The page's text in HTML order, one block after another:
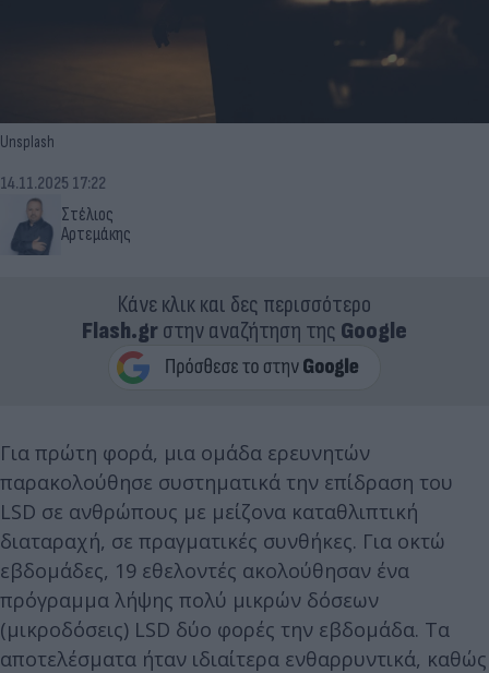
Unsplash
Στέλιος
Αρτεμάκης
14.11.2025 17:22
Κάνε κλικ και δες περισσότερο
Flash.grστην αναζήτηση της Google
Για πρώτη φορά, μια ομάδα ερευνητών
παρακολούθησε συστηματικά την επίδραση του
LSD σε ανθρώπους με μείζονα καταθλιπτική
διαταραχή, σε πραγματικές συνθήκες. Για οκτώ
εβδομάδες, 19 εθελοντές ακολούθησαν ένα
πρόγραμμα λήψης πολύ μικρών δόσεων
(μικροδόσεις) LSD δύο φορές την εβδομάδα. Τα
αποτελέσματα ήταν ιδιαίτερα ενθαρρυντικά, καθώς